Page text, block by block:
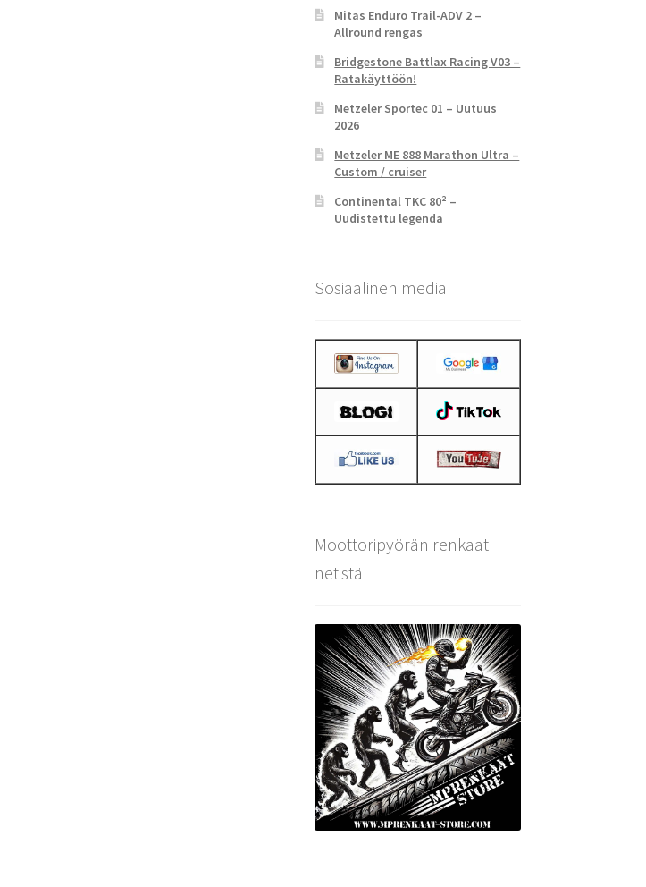
Mitas Enduro Trail-ADV 2 –
Allround rengas
Bridgestone Battlax Racing V03 –
Ratakäyttöön!
Metzeler Sportec 01 – Uutuus
2026
Metzeler ME 888 Marathon Ultra –
Custom / cruiser
Continental TKC 80² –
Uudistettu legenda
Sosiaalinen media
Moottoripyörän renkaat
netistä